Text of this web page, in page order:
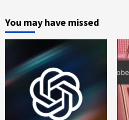
You may have missed